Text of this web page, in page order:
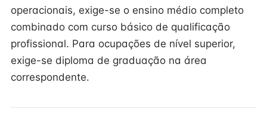
operacionais, exige-se o ensino médio completo
combinado com curso básico de qualificação
profissional. Para ocupações de nível superior,
exige-se diploma de graduação na área
correspondente.